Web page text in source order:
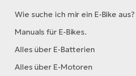
Wie suche ich mir ein E-Bike aus?
Manuals für E-Bikes.
Alles über E-Batterien
Alles über E-Motoren